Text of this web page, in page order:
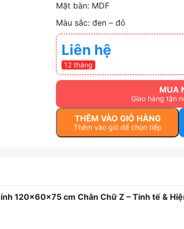
Mặt bàn: MDF
Màu sắc: đen – đỏ
Liên hệ
12 tháng
MUA
Giao hàng tận
THÊM VÀO GIỎ HÀNG
Thêm vào giỏ để chọn tiếp
120×60×75 cm Chân Chữ Z – Tinh tế &